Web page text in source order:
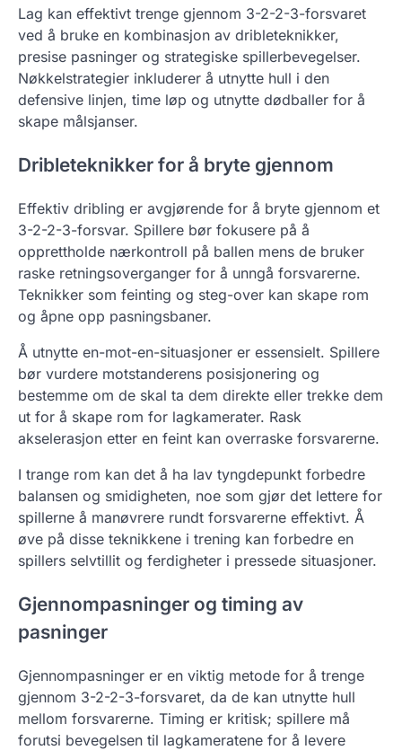
Lag kan effektivt trenge gjennom 3-2-2-3-forsvaret
ved å bruke en kombinasjon av dribleteknikker,
presise pasninger og strategiske spillerbevegelser.
Nøkkelstrategier inkluderer å utnytte hull i den
defensive linjen, time løp og utnytte dødballer for å
skape målsjanser.
Dribleteknikker for å bryte gjennom
Effektiv dribling er avgjørende for å bryte gjennom et
3-2-2-3-forsvar. Spillere bør fokusere på å
opprettholde nærkontroll på ballen mens de bruker
raske retningsoverganger for å unngå forsvarerne.
Teknikker som feinting og steg-over kan skape rom
og åpne opp pasningsbaner.
Å utnytte en-mot-en-situasjoner er essensielt. Spillere
bør vurdere motstanderens posisjonering og
bestemme om de skal ta dem direkte eller trekke dem
ut for å skape rom for lagkamerater. Rask
akselerasjon etter en feint kan overraske forsvarerne.
I trange rom kan det å ha lav tyngdepunkt forbedre
balansen og smidigheten, noe som gjør det lettere for
spillerne å manøvrere rundt forsvarerne effektivt. Å
øve på disse teknikkene i trening kan forbedre en
spillers selvtillit og ferdigheter i pressede situasjoner.
Gjennompasninger og timing av
pasninger
Gjennompasninger er en viktig metode for å trenge
gjennom 3-2-2-3-forsvaret, da de kan utnytte hull
mellom forsvarerne. Timing er kritisk; spillere må
forutsi bevegelsen til lagkameratene for å levere